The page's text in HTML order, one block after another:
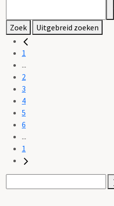
Zoek Uitgebreid zoeken
1
...
2
3
4
5
6
...
1